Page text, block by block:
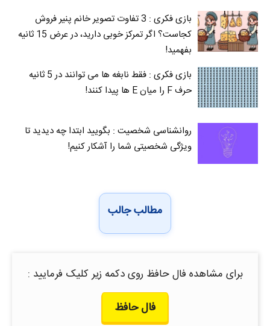
بازی فکری : 3 تفاوت تصویر خانم پنیر فروش
کجاست؟ اگر تمرکز خوبی دارید، در عرض 15 ثانیه
بفهمید!
بازی فکری : فقط نابغه ها می توانند در 5 ثانیه
حرف F را میان E‌ ها پیدا کنند!
روانشناسی شخصیت : بگویید ابتدا چه دیدید تا
ویژگی شخصیتی شما را آشکار کنیم!
مطالب جالب
برای مشاهده فال حافظ روی دکمه زیر کلیک فرمایید :
فال حافظ